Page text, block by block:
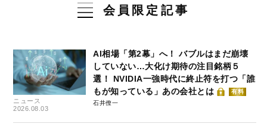
会員限定記事
ニュース
2026.08.03
AI相場「第2幕」へ！ バブルはまだ崩壊
していない…大化け期待の注目銘柄５
選！ NVIDIA一強時代に終止符を打つ「誰
もが知っている」あの会社とは
有料
石井僚一